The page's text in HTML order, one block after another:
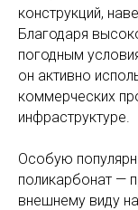
конструкций,
Благодаря
погодным
он активно
коммерческих
инфраструктуре.
Особую
поликарбонат —
внешнему виду